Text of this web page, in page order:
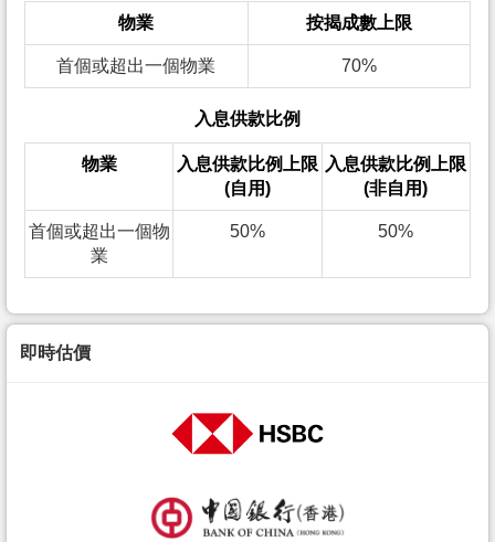
物業 按揭成數上限
首個或超出一個物業 70%
入息供款比例
物業
入息供款比例上限
(自用)
入息供款比例上限
(非自用)
首個或超出一個物
業
50% 50%
即時估價